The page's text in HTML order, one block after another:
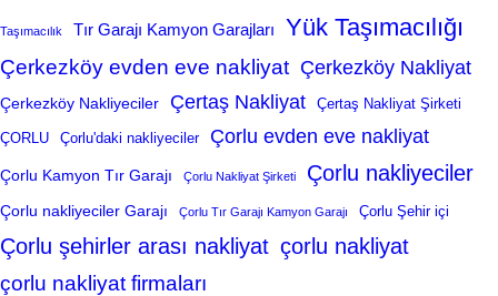
Taşımacılık Tır Garajı Kamyon Garajları Yük Taşımacılığı
Çerkezköy evden eve nakliyat Çerkezköy Nakliyat
Çerkezköy Nakliyeciler Çertaş Nakliyat Çertaş Nakliyat Şirketi
ÇORLU Çorlu'daki nakliyeciler Çorlu evden eve nakliyat
Çorlu Kamyon Tır Garajı Çorlu Nakliyat Şirketi Çorlu nakliyeciler
Çorlu nakliyeciler Garajı Çorlu Tır Garajı Kamyon Garajı Çorlu Şehir içi
Çorlu şehirler arası nakliyat çorlu nakliyat
çorlu nakliyat firmaları